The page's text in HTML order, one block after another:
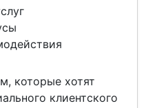
которые хотят
клиентского